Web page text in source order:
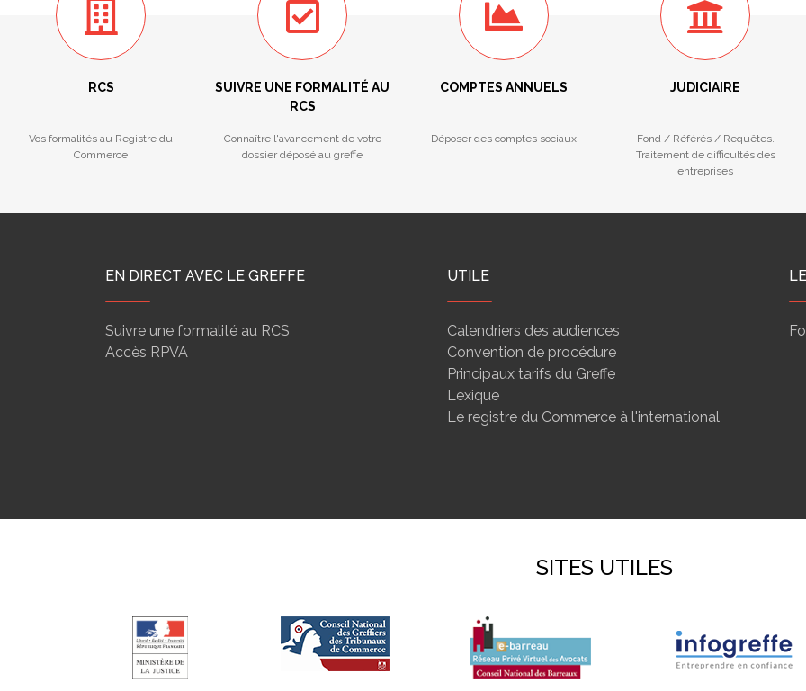
RCS
Vos formalités au Registre du
Commerce
SUIVRE UNE FORMALITÉ AU
RCS
Connaître l'avancement de votre
dossier déposé au greffe
COMPTES ANNUELS
Déposer des comptes sociaux
JUDICIAIRE
Fond / Référés / Requêtes.
Traitement de difficultés des
entreprises
EN DIRECT AVEC LE GREFFE
Suivre une formalité au RCS
Accès RPVA
UTILE
Calendriers des audiences
Convention de procédure
Principaux tarifs du Greffe
Lexique
Le registre du Commerce à l'international
SITES UTILES